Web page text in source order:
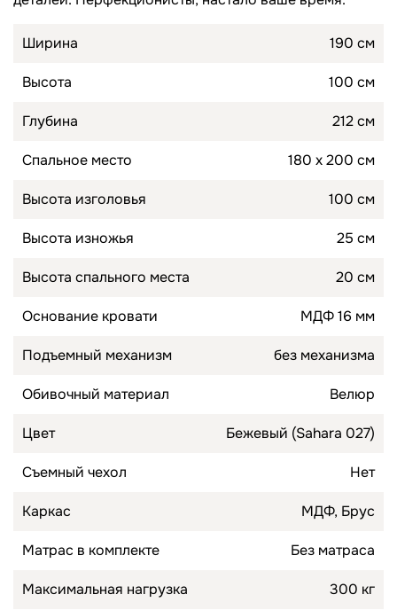
Ширина 190 см
Высота 100 см
Глубина 212 см
Спальное место 180 х 200 см
Высота изголовья 100 см
Высота изножья 25 см
Высота спального места 20 см
Основание кровати МДФ 16 мм
Подъемный механизм без механизма
Обивочный материал Велюр
Цвет Бежевый (Sahara 027)
Съемный чехол Нет
Каркас МДФ, Брус
Матрас в комплекте Без матраса
Максимальная нагрузка 300 кг